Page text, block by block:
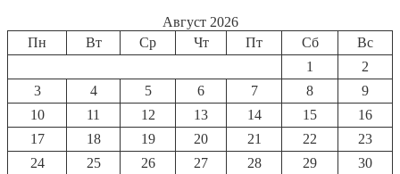
Август 2026
Пн
Вт Ср Чт Пт Сб
Вс
1
2
3
4 5 6 7 8
9
10
11 12 13 14 15
16
17
18 19 20 21 22
23
24
25 26 27 28 29
30